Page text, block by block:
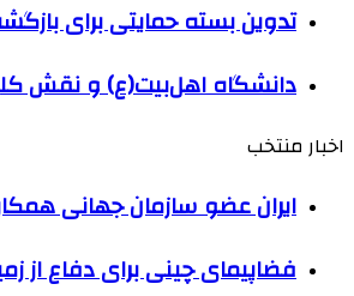
تدوین بسته‌ حمایتی برای
دانشگاه اهل‌بیت(ع) و نقش
اخبار منتخب
ایران عضو سازمان جهانی
فضاپیمای چینی برای دفاع از